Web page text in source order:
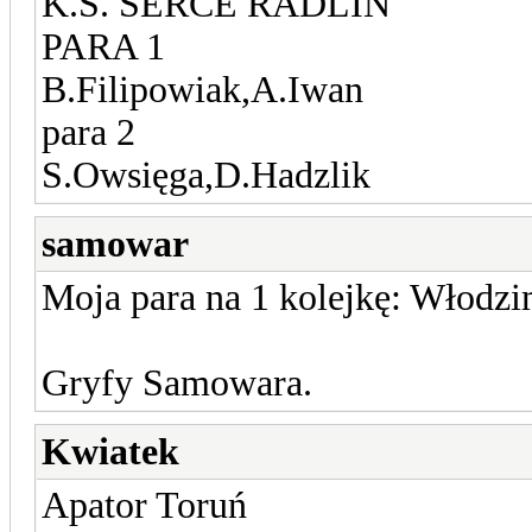
PARA 1
B.Filipowiak,A.Iwan
para 2
S.Owsięga,D.Hadzlik
samowar
Moja para na 1 kolejkę:
Gryfy Samowara.
Kwiatek
Apator Toruń